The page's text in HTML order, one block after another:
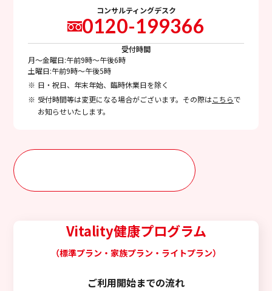
コンサルティングデスク
0120-199366
受付時間
月～金曜日:午前9時～午後6時
土曜日:午前9時～午後5時
日・祝日、年末年始、臨時休業日を除く
受付時間等は変更になる場合がございます。その際はこちらで
お知らせいたします。
Vitality健康プログラム
（標準プラン・家族プラン・ライトプラン）
ご利用開始までの流れ